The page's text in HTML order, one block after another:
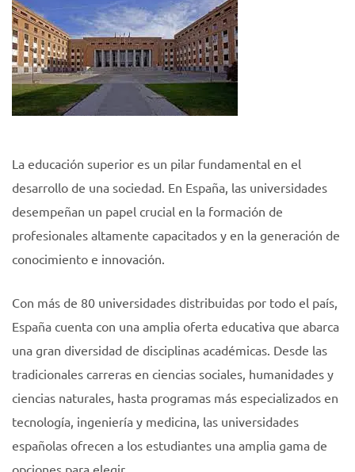
La educación superior es un pilar fundamental en el
desarrollo de una sociedad. En España, las universidades
desempeñan un papel crucial en la formación de
profesionales altamente capacitados y en la generación de
conocimiento e innovación.
Con más de 80 universidades distribuidas por todo el país,
España cuenta con una amplia oferta educativa que abarca
una gran diversidad de disciplinas académicas. Desde las
tradicionales carreras en ciencias sociales, humanidades y
ciencias naturales, hasta programas más especializados en
tecnología, ingeniería y medicina, las universidades
españolas ofrecen a los estudiantes una amplia gama de
opciones para elegir.